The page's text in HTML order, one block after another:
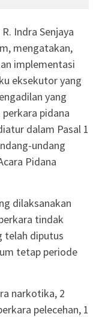
Indra Senjaya
mengatakan,
implementasi
eksekutor yang
yang
pidana
dalam Pasal 1
undang
Pidana
dilaksanakan
tindak
telah diputus
tetap periode
narkotika, 2
pelecehan, 1